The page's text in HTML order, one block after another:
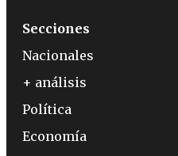
Secciones
Nacionales
+ análisis
Política
Economía